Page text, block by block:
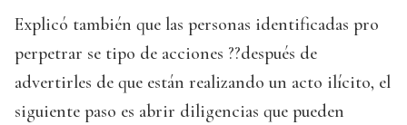
Explicó también que las personas identificadas pro
perpetrar se tipo de acciones ??después de
advertirles de que están realizando un acto ilícito, el
siguiente paso es abrir diligencias que pueden